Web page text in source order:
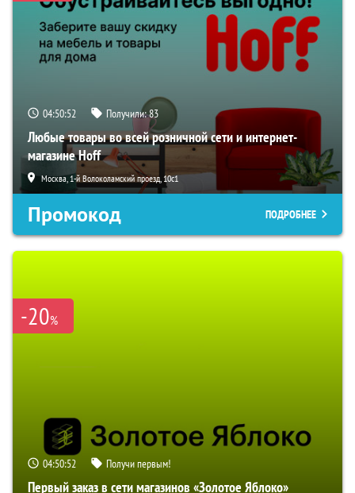
04:50:51 Получили:83
Любые товары во всей розничной сети и интернет-
магазине Hoff
Москва, 1-й Волоколамский проезд, 10с1
Промокод ПОДРОБНЕЕ
-20%
04:50:51 Получи первым!
Первый заказ в сети магазинов «Золотое Яблоко»